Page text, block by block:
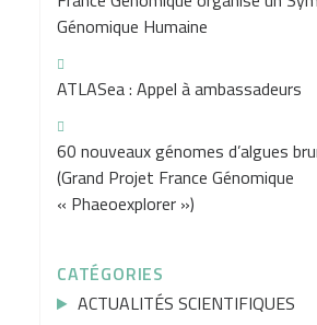
Génomique Humaine
ATLASea : Appel à ambassadeurs
60 nouveaux génomes d’algues
(Grand Projet France Génomique
« Phaeoexplorer »)
CATÉGORIES
ACTUALITÉS SCIENTIFIQUES